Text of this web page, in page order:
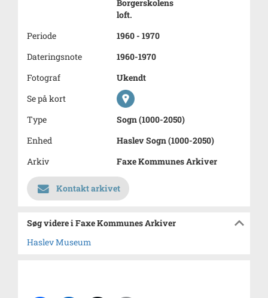
Borgerskolens
loft.
Periode
1960 - 1970
Dateringsnote
1960-1970
Fotograf
Ukendt
Se på kort
Type
Sogn (1000-2050)
Enhed
Haslev Sogn (1000-2050)
Arkiv
Faxe Kommunes Arkiver
Kontakt arkivet
Søg videre i Faxe Kommunes Arkiver
Haslev Museum